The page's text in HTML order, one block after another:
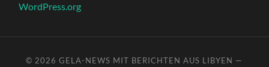
WordPress.org
© 2026GELA-NEWS MIT BERICHTEN AUS LIBYEN —